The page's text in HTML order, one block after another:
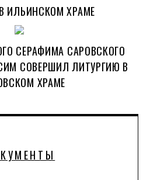
ИЛЬИНСКОМ ХРАМЕ
СЕРАФИМА САРОВСКОГО
СОВЕРШИЛ ЛИТУРГИЮ В
ХРАМЕ